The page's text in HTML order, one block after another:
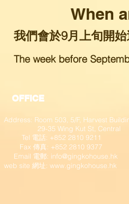
When
我們會於9月上旬開
The week before
OFFICE
Address: Room 503, 5/F, Harvest
29-35 Wing Kut St, Central
Tel 電話: +852 2810 9211
Fax 傳真: +852 2810 9377
​ Email 電郵: info@gingkohouse.hk
web site 網址: www.gingkohouse.hk